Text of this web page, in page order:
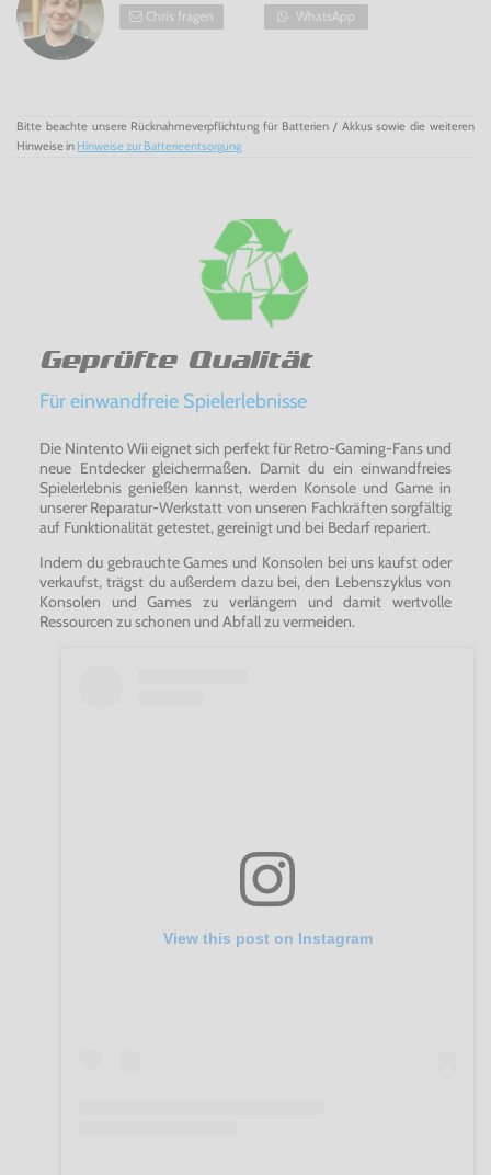
Chris fragen WhatsApp
Bitte beachte unsere Rücknahmeverpflichtung für Batterien / Akkus sowie die weiteren
Hinweise in Hinweise zur Batterieentsorgung
Geprüfte Qualität
Für einwandfreie Spielerlebnisse
Die Nintento Wii eignet sich perfekt für Retro-Gaming-Fans und
neue Entdecker gleichermaßen. Damit du ein einwandfreies
Spielerlebnis genießen kannst, werden Konsole und Game in
unserer Reparatur-Werkstatt von unseren Fachkräften sorgfältig
auf Funktionalität getestet, gereinigt und bei Bedarf repariert.
Indem du gebrauchte Games und Konsolen bei uns kaufst oder
verkaufst, trägst du außerdem dazu bei, den Lebenszyklus von
Konsolen und Games zu verlängern und damit wertvolle
Ressourcen zu schonen und Abfall zu vermeiden.
View this post on Instagram